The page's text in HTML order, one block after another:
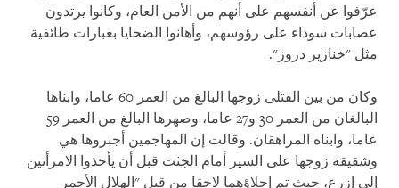
عرّفوا عن أنفسهم على أنهم من الأمن العام، وكانوا يرتدون
عصابات سوداء على رؤوسهم، وأهانوا الضحايا بعبارات طائفية
مثل "خنازير دروز".
وكان من بين القتلى زوجها البالغ من العمر 60 عاما، وابناها
البالغان من العمر 30 و27 عاما، وصهرها البالغ من العمر 59
عاما، وابناه المراهقان. وقالت إن المهاجمين أجبروها هي
وشقيقة زوجها على السير أمام الجثث قبل أن يأخذوا الامرأتين
إلى إزرع، حيث تم إجلاؤهما لاحقا من قبل "الهلال الأحمر